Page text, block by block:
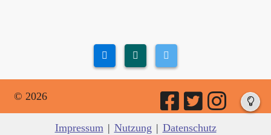
© 2026
Impressum | Nutzung | Datenschutz